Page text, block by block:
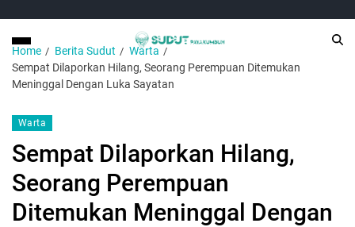
Home Berita Sudut
Warta
Sempat Dilaporkan Hilang, Seorang Perempuan Ditemukan
Meninggal Dengan Luka Sayatan
Warta
Sempat Dilaporkan Hilang,
Seorang Perempuan
Ditemukan Meninggal Dengan